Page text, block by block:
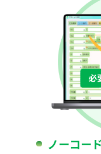
ノーコー